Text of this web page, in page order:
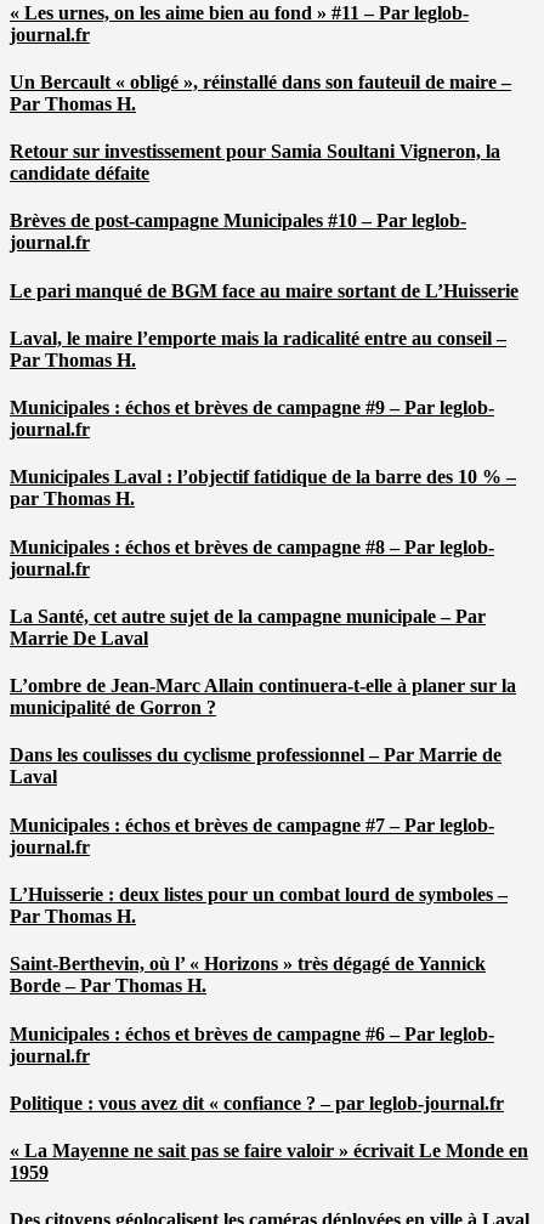
« Les urnes, on les aime bien au fond » #11 – Par leglob-
journal.fr
Un Bercault « obligé », réinstallé dans son fauteuil de maire –
Par Thomas H.
Retour sur investissement pour Samia Soultani Vigneron, la
candidate défaite
Brèves de post-campagne Municipales #10 – Par leglob-
journal.fr
Le pari manqué de BGM face au maire sortant de L’Huisserie
Laval, le maire l’emporte mais la radicalité entre au conseil –
Par Thomas H.
Municipales : échos et brèves de campagne #9 – Par leglob-
journal.fr
Municipales Laval : l’objectif fatidique de la barre des 10 % –
par Thomas H.
Municipales : échos et brèves de campagne #8 – Par leglob-
journal.fr
La Santé, cet autre sujet de la campagne municipale – Par
Marrie De Laval
L’ombre de Jean-Marc Allain continuera-t-elle à planer sur la
municipalité de Gorron ?
Dans les coulisses du cyclisme professionnel – Par Marrie de
Laval
Municipales : échos et brèves de campagne #7 – Par leglob-
journal.fr
L’Huisserie : deux listes pour un combat lourd de symboles –
Par Thomas H.
Saint-Berthevin, où l’ « Horizons » très dégagé de Yannick
Borde – Par Thomas H.
Municipales : échos et brèves de campagne #6 – Par leglob-
journal.fr
Politique : vous avez dit « confiance ? – par leglob-journal.fr
« La Mayenne ne sait pas se faire valoir » écrivait Le Monde en
1959